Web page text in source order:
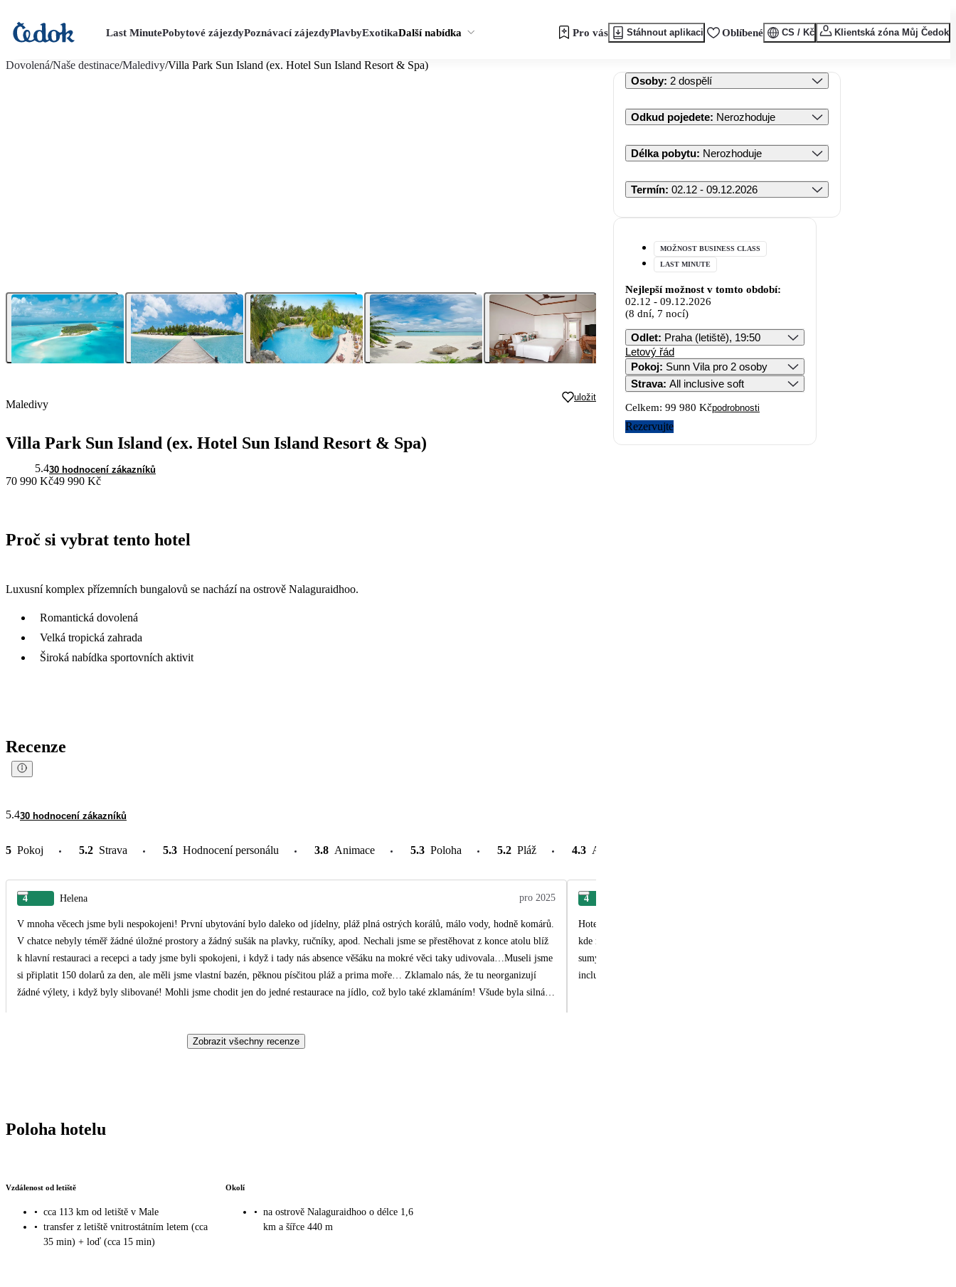
Last MinutePobytové zájezdyPoznávací zájezdyPlavbyExotikaDalší nabídka Pro vás Stáhnout aplikaci Oblíbené CS / Kč Klientská zóna Můj Čedok
Dovolená/Naše destinace/Maledivy/Villa Park Sun Island (ex. Hotel Sun Island Resort & Spa)
Maledivy
uložit
Villa Park Sun Island (ex. Hotel Sun Island Resort & Spa)
5.430 hodnocení zákazníků
70 990 Kč49 990 Kč
Proč si vybrat tento hotel
Luxusní komplex přízemních bungalovů se nachází na ostrově Nalaguraidhoo.
Romantická dovolená
Velká tropická zahrada
Široká nabídka sportovních aktivit
Recenze
5.430 hodnocení zákazníků
5 Pokoj 5.2 Strava 5.3 Hodnocení personálu 3.8 Animace 5.3 Poloha 5.2 Pláž 4.3 Atrakce v okolí
4 Helena pro 2025
V mnoha věcech jsme byli nespokojeni! První ubytování bylo daleko od jídelny, pláž plná ostrých korálů, málo vody, hodně komárů.
V chatce nebyly téměř žádné úložné prostory a žádný sušák na plavky, ručníky, apod. Nechali jsme se přestěhovat z konce atolu blíž
k hlavní restauraci a recepci a tady jsme byli spokojeni, i když i tady nás absence věšáku na mokré věci taky udivovala…Museli jsme
si připlatit 150 dolarů za den, ale měli jsme vlastní bazén, pěknou písčitou pláž a prima moře… Zklamalo nás, že tu neorganizují
žádné výlety, i když byly slibované! Mohli jsme chodit jen do jedné restaurace na jídlo, což bylo také zklamáním! Všude byla silná
4
Hotel byly vybydlené vodní vily a apartmány. Skutečnost neodpovídala inzerované
kde nám předala informační leták. Chyběly informace o tom, kde se může plavat a kde
sumýši kolem, žraloci, rejnoci atd. Všechno jsme zjišťovali až za pochodu. Co a kde
inclusive. Jídlo, doprava a personál byli perfektní.
Zobrazit všechny recenze
Poloha hotelu
Vzdálenost od letiště
• cca 113 km od letiště v Male
• transfer z letiště vnitrostátním letem (cca
35 min) + loď (cca 15 min)
Okolí
• na ostrově Nalaguraidhoo o délce 1,6
km a šířce 440 m
Osoby: 2 dospělí
Odkud pojedete: Nerozhoduje
Délka pobytu: Nerozhoduje
Termín: 02.12 - 09.12.2026
MOŽNOST BUSINESS CLASS
LAST MINUTE
Nejlepší možnost v tomto období:
02.12 - 09.12.2026
(8 dní, 7 nocí)
Odlet: Praha (letiště), 19:50
Letový řád
Pokoj: Sunn Vila pro 2 osoby
Strava: All inclusive soft
Celkem: 99 980 Kčpodrobnosti
Rezervujte